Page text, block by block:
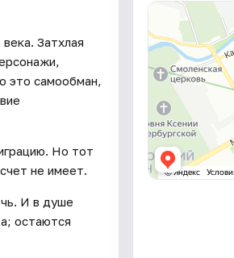
Затхлая
это самообман,
Но тот
не имеет.
И в душе
остаются